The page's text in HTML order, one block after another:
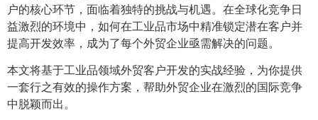
户的核心环节，面临着独特的挑战与机遇。在全球化竞争日
益激烈的环境中，如何在工业品市场中精准锁定潜在客户并
提高开发效率，成为了每个外贸企业亟需解决的问题。
本文将基于工业品领域外贸客户开发的实战经验，为你提供
一套行之有效的操作方案，帮助外贸企业在激烈的国际竞争
中脱颖而出。